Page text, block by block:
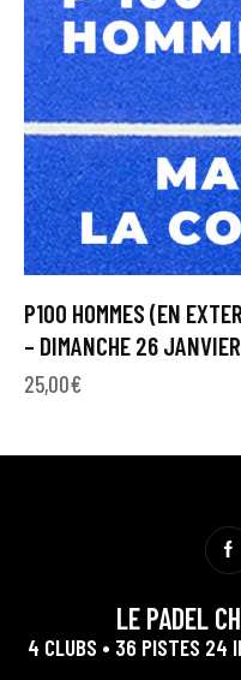
P100 HOMMES (EN
– DIMANCHE 26
25,00€
LE PADEL
4 CLUBS • 36 PISTES 24